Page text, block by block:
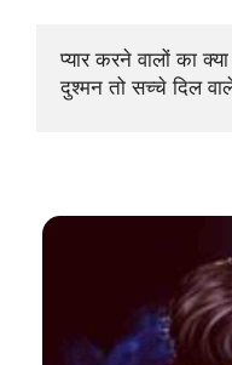
प्यार करने वालों का
दुश्मन तो सच्चे दिल